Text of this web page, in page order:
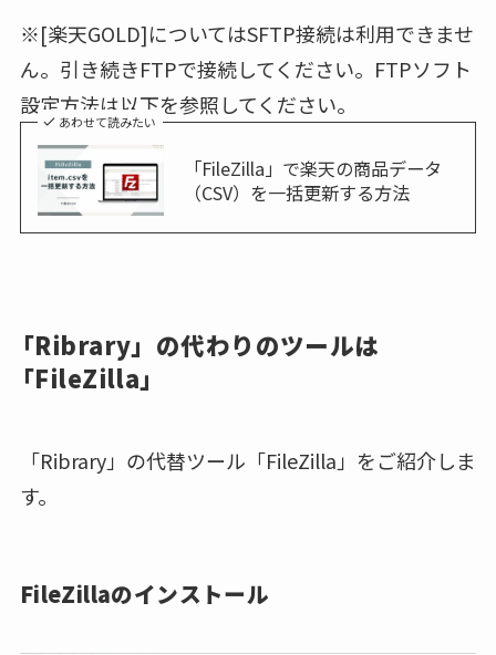
※[楽天GOLD]についてはSFTP接続は利用できませ
ん。引き続きFTPで接続してください。FTPソフト
設定方法は以下を参照してください。
あわせて読みたい
「FileZilla」で楽天の商品データ
（CSV）を一括更新する方法
「Ribrary」の代わりのツールは
「FileZilla」
「Ribrary」の代替ツール「FileZilla」をご紹介しま
す。
FileZillaのインストール